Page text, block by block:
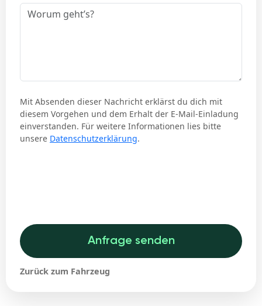
Mit Absenden dieser Nachricht erklärst du dich mit
diesem Vorgehen und dem Erhalt der E-Mail-Einladung
einverstanden. Für weitere Informationen lies bitte
unsere Datenschutzerklärung.
Anfrage senden
Zurück zum Fahrzeug